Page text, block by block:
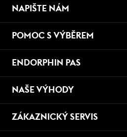
NAPIŠTE NÁM
POMOC S VÝBĚREM
ENDORPHIN PAS
NAŠE VÝHODY
ZÁKAZNICKÝ SERVIS